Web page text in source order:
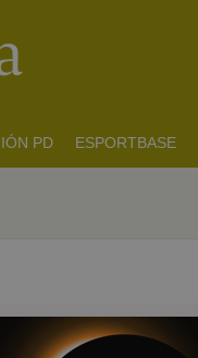
PD ESPORTBASE